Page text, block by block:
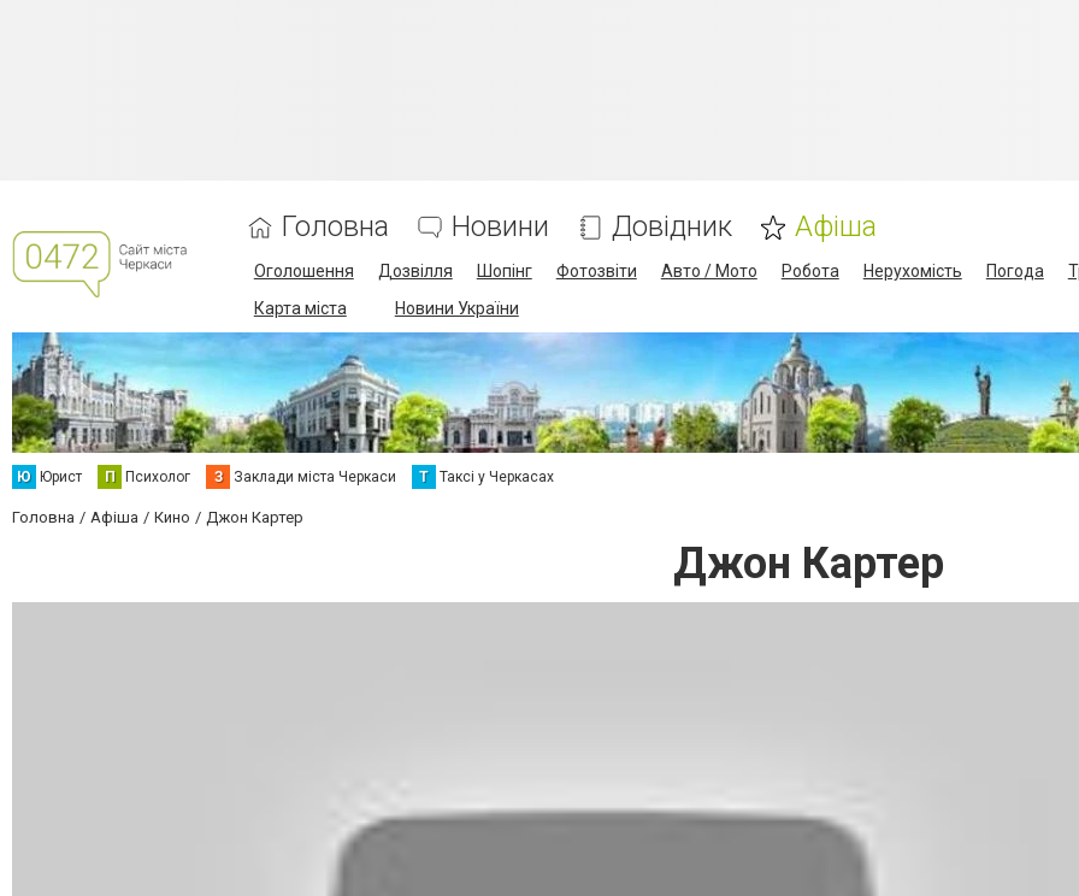
Головна Новини Довідник Афіша
Оголошення Дозвілля Шопінг Фотозвіти Авто / Мото Робота Нерухомість Погода
Карта міста
Новини України
Ю Юрист П Психолог З Заклади міста Черкаси Т Таксі у Черкасах
Головна Афіша Кино Джон Картер
Джон Картер